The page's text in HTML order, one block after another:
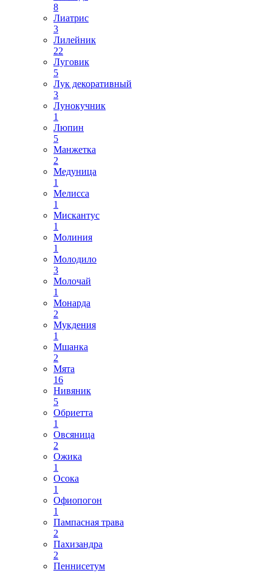
8
Лиатрис
3
Лилейник
22
Луговик
5
Лук декоративный
3
Лунокучник
1
Люпин
5
Манжетка
2
Медуница
1
Мелисса
1
Мискантус
1
Молиния
1
Молодило
3
Молочай
1
Монарда
2
Мукдения
1
Мшанка
2
Мята
16
Нивяник
5
Обриетта
1
Овсяница
2
Ожика
1
Осока
1
Офиопогон
1
Пампасная трава
2
Пахизандра
2
Пеннисетум